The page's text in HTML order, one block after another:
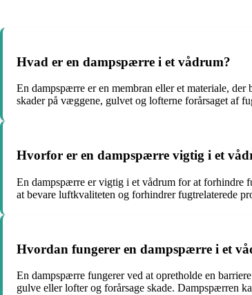
Hvad er en dampspærre i et vådrum?
En dampspærre er en membran eller et materiale,
skader på væggene, gulvet og lofterne forårsaget af
Hvorfor er en dampspærre vigtig i et
En dampspærre er vigtig i et vådrum for at forhindre
at bevare luftkvaliteten og forhindrer fugtrelaterede
Hvordan fungerer en dampspærre i et
En dampspærre fungerer ved at opretholde en
gulve eller lofter og forårsage skade. Dampspærren